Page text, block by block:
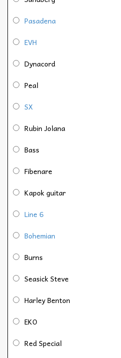
Pasadena
EVH
Dynacord
Peal
SX
Rubin Jolana
Bass
Fibenare
Kapok guitar
Line 6
Bohemian
Burns
Seasick Steve
Harley Benton
EKO
Red Special